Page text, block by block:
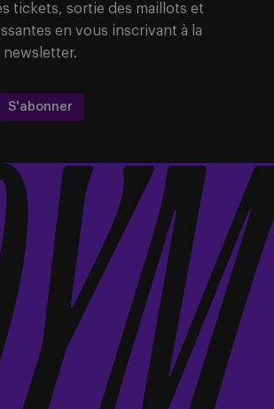
tickets, sortie des maillots et
en vous inscrivant à la
newsletter.
S'abonner